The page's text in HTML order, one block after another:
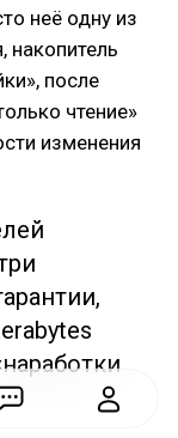
неё одну из
накопитель
после
чтение»
изменения